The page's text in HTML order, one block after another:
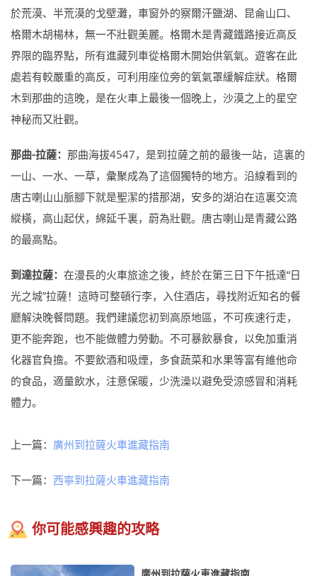
於荒漠、半荒漠的戈壁灘，車窗外的察爾汗鹽湖、昆侖山口、
格爾木胡楊林，無一不壯觀美麗。格爾木是青藏鐵路接近高反
界限的臨界點，所有進藏列車從格爾木開始供氧氣。遊客在此
處若有較嚴重的高反，可利用座位旁的氧氣罩緩解症狀。格爾
木到那曲的這晚，是在火車上最後一個晚上，沙漠之上的星空
神秘而又壯觀。
那曲-拉薩： 那曲海拔4547，是到拉薩之前的最後一站，這裏的
一山、一水、一草，彙聚成為了這個獨特的地方。沿線看到的
唐古喇山山脈腳下就是聖潔的措那湖，安多的湖泊在這裏交流
縱橫，高山起伏，綿延千裏，蔚為壯觀。唐古喇山是青藏公路
的最高點。
到達拉薩： 在漫長的火車旅途之後，終於在第三日下午抵達“日
光之城”拉薩！這時可整頓行李，入住酒店，尋找附近知名的餐
廳解決晚餐問題。我們建議您初到高原地區，不可疾速行走，
更不能奔跑，也不能做體力勞動。不可暴飲暴食，以免加重消
化器官負擔。不要飲酒和吸煙，多食蔬菜和水果等富有維他命
的食品，適量飲水，注意保暖，少洗澡以避免受涼感冒和消耗
體力。
上一篇： 廣州到拉薩火車進藏指南
下一篇： 西寧到拉薩火車進藏指南
你可能感興趣的攻略